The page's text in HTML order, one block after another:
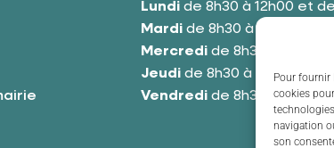
Pour fournir
cookies
navigation
son
Lundide 8h30 à 12h00 et de
Mardide 8h30 à 12h00 et de
Mercredide 8h30 à 12h00
Jeudide 8h30 à 12h00 et
Vendredide 8h30 à 12h00